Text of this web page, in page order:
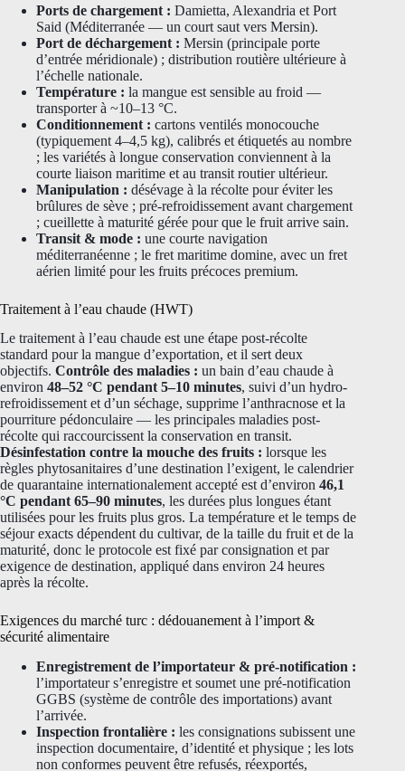
Ports de chargement : Damietta, Alexandria et Port
Said (Méditerranée — un court saut vers Mersin).
Port de déchargement : Mersin (principale porte
d’entrée méridionale) ; distribution routière ultérieure à
l’échelle nationale.
Température : la mangue est sensible au froid —
transporter à ~10–13 °C.
Conditionnement : cartons ventilés monocouche
(typiquement 4–4,5 kg), calibrés et étiquetés au nombre
; les variétés à longue conservation conviennent à la
courte liaison maritime et au transit routier ultérieur.
Manipulation : désévage à la récolte pour éviter les
brûlures de sève ; pré-refroidissement avant chargement
; cueillette à maturité gérée pour que le fruit arrive sain.
Transit & mode : une courte navigation
méditerranéenne ; le fret maritime domine, avec un fret
aérien limité pour les fruits précoces premium.
Traitement à l’eau chaude (HWT)
Le traitement à l’eau chaude est une étape post-récolte
standard pour la mangue d’exportation, et il sert deux
objectifs. Contrôle des maladies : un bain d’eau chaude à
environ 48–52 °C pendant 5–10 minutes, suivi d’un hydro-
refroidissement et d’un séchage, supprime l’anthracnose et la
pourriture pédonculaire — les principales maladies post-
récolte qui raccourcissent la conservation en transit.
Désinfestation contre la mouche des fruits : lorsque les
règles phytosanitaires d’une destination l’exigent, le calendrier
de quarantaine internationalement accepté est d’environ 46,1
°C pendant 65–90 minutes, les durées plus longues étant
utilisées pour les fruits plus gros. La température et le temps de
séjour exacts dépendent du cultivar, de la taille du fruit et de la
maturité, donc le protocole est fixé par consignation et par
exigence de destination, appliqué dans environ 24 heures
après la récolte.
Exigences du marché turc : dédouanement à l’import &
sécurité alimentaire
Enregistrement de l’importateur & pré-notification :
l’importateur s’enregistre et soumet une pré-notification
GGBS (système de contrôle des importations) avant
l’arrivée.
Inspection frontalière : les consignations subissent une
inspection documentaire, d’identité et physique ; les lots
non conformes peuvent être refusés, réexportés,